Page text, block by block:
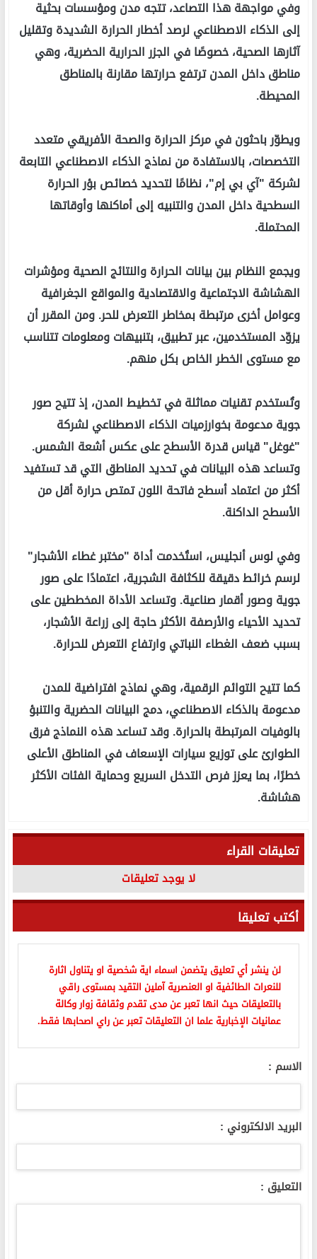
وفي مواجهة هذا التصاعد، تتجه مدن ومؤسسات بحثية
إلى الذكاء الاصطناعي لرصد أخطار الحرارة الشديدة وتقليل
آثارها الصحية، خصوصًا في الجزر الحرارية الحضرية، وهي
مناطق داخل المدن ترتفع حرارتها مقارنة بالمناطق
المحيطة.
ويطوّر باحثون في مركز الحرارة والصحة الأفريقي متعدد
التخصصات، بالاستفادة من نماذج الذكاء الاصطناعي التابعة
لشركة "آي بي إم"، نظامًا لتحديد خصائص بؤر الحرارة
السطحية داخل المدن والتنبيه إلى أماكنها وأوقاتها
المحتملة.
ويجمع النظام بين بيانات الحرارة والنتائج الصحية ومؤشرات
الهشاشة الاجتماعية والاقتصادية والمواقع الجغرافية
وعوامل أخرى مرتبطة بمخاطر التعرض للحر. ومن المقرر أن
يزوّد المستخدمين، عبر تطبيق، بتنبيهات ومعلومات تتناسب
مع مستوى الخطر الخاص بكل منهم.
وتُستخدم تقنيات مماثلة في تخطيط المدن، إذ تتيح صور
جوية مدعومة بخوارزميات الذكاء الاصطناعي لشركة
"غوغل" قياس قدرة الأسطح على عكس أشعة الشمس.
وتساعد هذه البيانات في تحديد المناطق التي قد تستفيد
أكثر من اعتماد أسطح فاتحة اللون تمتص حرارة أقل من
الأسطح الداكنة.
وفي لوس أنجليس، استُخدمت أداة "مختبر غطاء الأشجار"
لرسم خرائط دقيقة للكثافة الشجرية، اعتمادًا على صور
جوية وصور أقمار صناعية. وتساعد الأداة المخططين على
تحديد الأحياء والأرصفة الأكثر حاجة إلى زراعة الأشجار،
بسبب ضعف الغطاء النباتي وارتفاع التعرض للحرارة.
كما تتيح التوائم الرقمية، وهي نماذج افتراضية للمدن
مدعومة بالذكاء الاصطناعي، دمج البيانات الحضرية والتنبؤ
بالوفيات المرتبطة بالحرارة. وقد تساعد هذه النماذج فرق
الطوارئ على توزيع سيارات الإسعاف في المناطق الأعلى
خطرًا، بما يعزز فرص التدخل السريع وحماية الفئات الأكثر
هشاشة.
تعليقات القراء
لا يوجد تعليقات
أكتب تعليقا
لن ينشر أي تعليق يتضمن اسماء اية شخصية او يتناول اثارة
للنعرات الطائفية او العنصرية آملين التقيد بمستوى راقي
بالتعليقات حيث انها تعبر عن مدى تقدم وثقافة زوار وكالة
عمانيات الإخبارية علما ان التعليقات تعبر عن راي اصحابها فقط.
الاسم :
البريد الالكتروني :
التعليق :